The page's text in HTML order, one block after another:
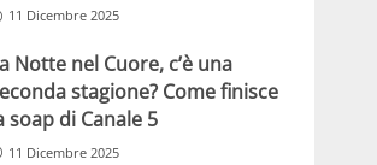
11 Dicembre 2025
Notte nel Cuore, c’è una
stagione? Come finisce
soap di Canale 5
11 Dicembre 2025